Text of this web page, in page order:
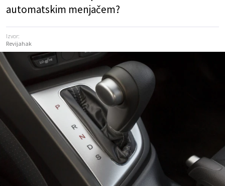
automatskim menjačem?
Izvor:
Revijahak